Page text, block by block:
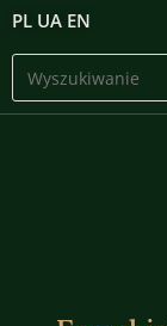
PL UA EN